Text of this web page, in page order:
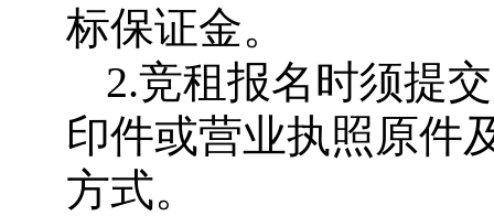
标保证金。
2.竞租报名时须提
印件或营业执照原件
方式。